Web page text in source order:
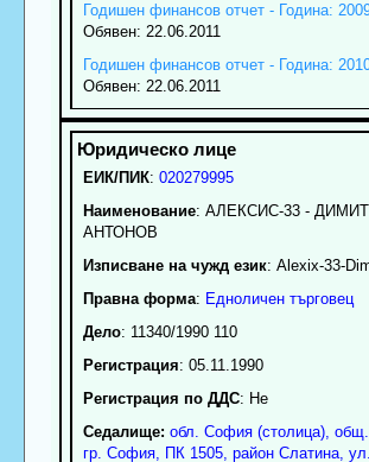
Годишен финансов отчет - Година:
Обявен: 22.06.2011
Годишен финансов отчет - Година:
Обявен: 22.06.2011
ЕИК/ПИК: 020279995
Наименование: АЛЕКСИС-33 -
АНТОНОВ
Изписване на чужд език: Alexix-33-
Правна форма: Едноличен търговец
Дело: 11340/1990 110
Регистрация: 05.11.1990
Регистрация по ДДС: Нe
Седалище: обл. София (столица),
гр. София, ПК 1505, район Слатина,